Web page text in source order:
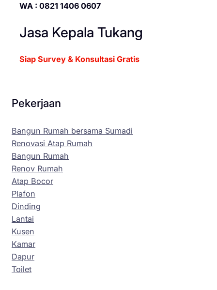
WA : 0821 1406 0607
Jasa Kepala Tukang
Siap Survey & Konsultasi Gratis
Pekerjaan
Bangun Rumah bersama Sumadi
Renovasi Atap Rumah
Bangun Rumah
Renov Rumah
Atap Bocor
Plafon
Dinding
Lantai
Kusen
Kamar
Dapur
Toilet